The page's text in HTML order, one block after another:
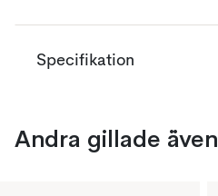
Specifikation
Andra gillade även